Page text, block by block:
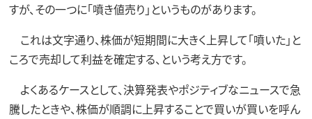
すが、その一つに「噴き値売り」というものがあります。
これは文字通り、株価が短期間に大きく上昇して「噴いた」と
ころで売却して利益を確定する、という考え方です。
よくあるケースとして、決算発表やポジティブなニュースで急
騰したときや、株価が順調に上昇することで買いが買いを呼ん